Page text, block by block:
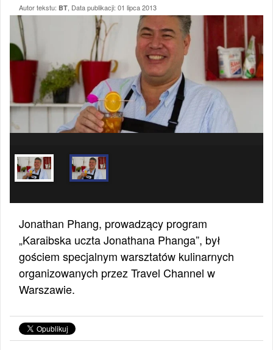
Autor tekstu: BT , Data publikacji: 01 lipca 2013
Jonathan Phang, prowadzący program
„Karaibska uczta Jonathana Phanga”, był
gościem specjalnym warsztatów kulinarnych
organizowanych przez Travel Channel w
Warszawie.